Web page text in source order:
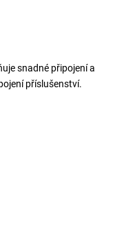
snadné připojení a
příslušenství.